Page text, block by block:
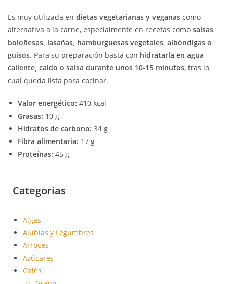
Es muy utilizada en dietas vegetarianas y veganas como
alternativa a la carne, especialmente en recetas como salsas
boloñesas, lasañas, hamburguesas vegetales, albóndigas o
guisos. Para su preparación basta con hidratarla en agua
caliente, caldo o salsa durante unos 10-15 minutos, tras lo
cual queda lista para cocinar.
Valor energético: 410 kcal
Grasas: 10 g
Hidratos de carbono: 34 g
Fibra alimentaria: 17 g
Proteínas: 45 g
Categorías
Algas
Alubias y Legumbres
Arroces
Azúcares
Cafés